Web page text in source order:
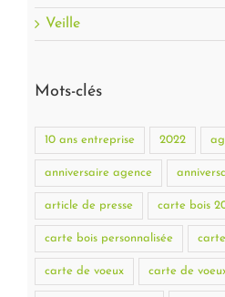
Veille
Mots-clés
10 ans entreprise 2022
anniversaire agence
article de presse carte bois
carte bois personnalisée
carte de voeux carte de